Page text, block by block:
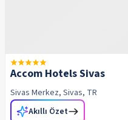
Accom Hotels Sivas
Sivas Merkez, Sivas, TR
Akıllı Özet